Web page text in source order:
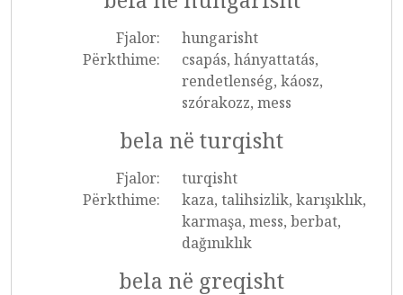
Fjalor:
hungarisht
Përkthime:
csapás, hányattatás,
rendetlenség, káosz,
szórakozz, mess
bela në turqisht
Fjalor:
turqisht
Përkthime:
kaza, talihsizlik, karışıklık,
karmaşa, mess, berbat,
dağınıklık
bela në greqisht